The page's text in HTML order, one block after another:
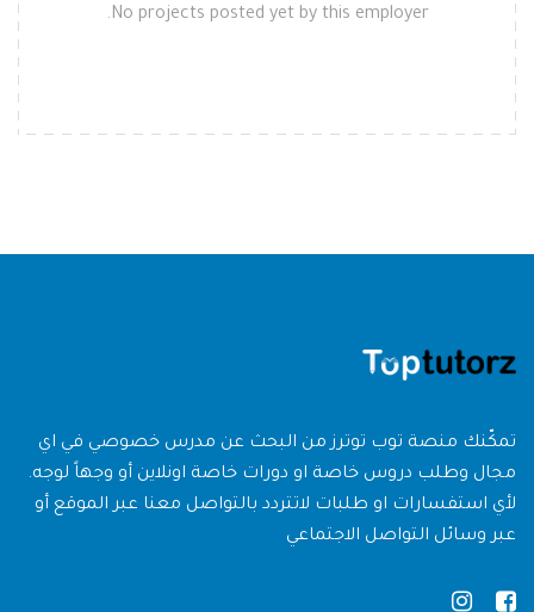
No projects posted yet by this employer.
تمكّنك منصة توب توترز من البحث عن مدرس خصوصي في اي
مجال وطلب دروس خاصة او دورات خاصة اونلاين أو وجهاً لوجه.
لأي استفسارات او طلبات لاتتردد بالتواصل معنا عبر الموقع أو
عبر وسائل التواصل الاجتماعي